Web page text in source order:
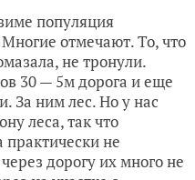
не тронули.
30 — 5м дорога и еще
За ним лес. Но у нас
леса, так что
практически не
дорогу их много не
на участке с
оттуда прилетают, но
опадает больше.